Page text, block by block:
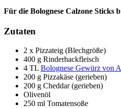
Für die Bolognese Calzone Sticks
Zutaten
2 x Pizzateig (Blechgröße)
400 g Rinderhackfleisch
4 TL Bolognese Gewürz von
200 g Pizzakäse (gerieben)
200 g Cheddar (gerieben)
Olivenöl
250 ml Tomatensoße